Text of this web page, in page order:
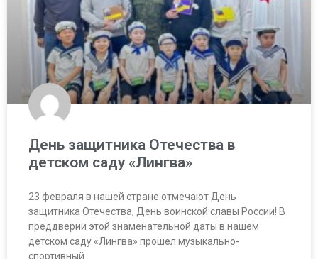
День защитника Отечества в
детском саду «Лингва»
23 февраля в нашей стране отмечают День
защитника Отечества, День воинской славы России! В
преддверии этой знаменательной даты в нашем
детском саду «Лингва» прошел музыкально-
спортивный